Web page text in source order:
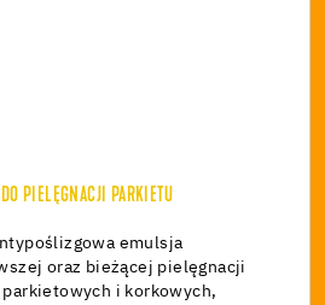
PIELĘGNACJI PARKIETU
emulsja
oraz bieżącej pielęgnacji
parkietowych i korkowych,